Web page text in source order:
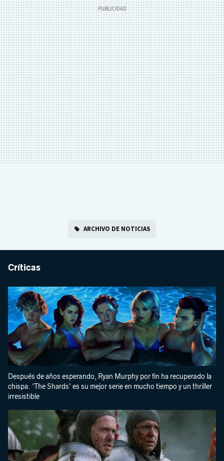
ARCHIVO DE NOTICIAS
Críticas
Después de años esperando, Ryan Murphy por fin ha recuperado la
chispa. 'The Shards' es su mejor serie en mucho tiempo y un thriller
irresistible